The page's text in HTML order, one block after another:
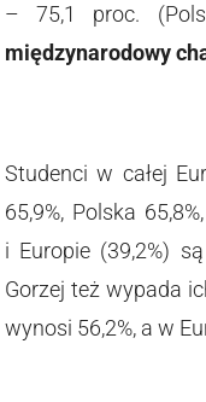
– 75,1 proc.
międzynarodowy
Studenci w całej
65,9%, Polska
i Europie (39,2%) są
Gorzej też wypada
wynosi 56,2%, a w